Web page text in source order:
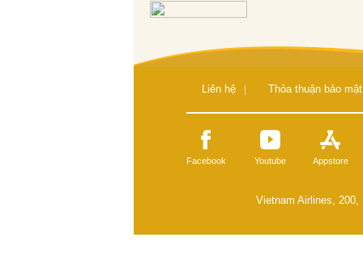
Liên hệ | Thỏa thuận bảo mật
Facebook Youtube Appstore
Vietnam Airlines,